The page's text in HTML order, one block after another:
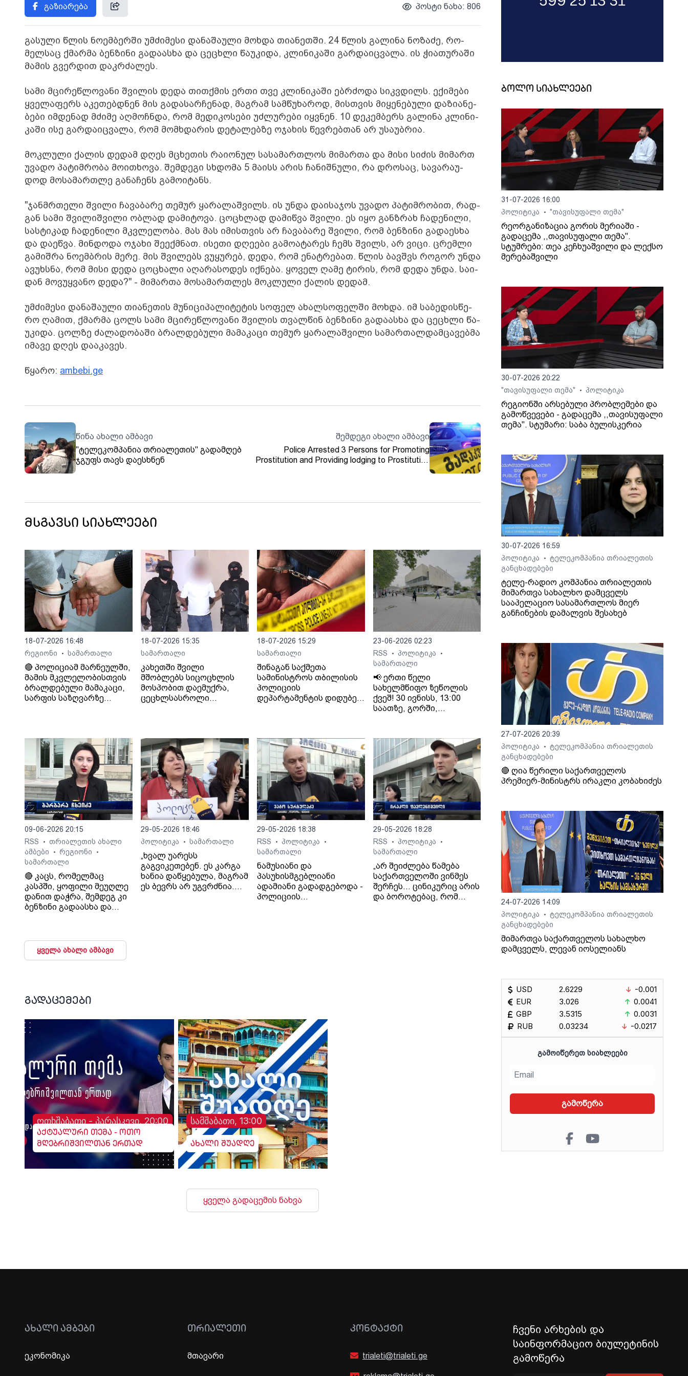
გაზიარება პოსტი ნახა: 806
გა­სუ­ლი წლის ნო­ემ­ბერ­ში უმ­ძი­მე­სი და­ნა­შა­უ­ლი მოხ­და თი­ა­ნეთ­ში. 24 წლის გა­ლი­ნა ნო­ზა­ძე, რო­
მელ­საც ქმარ­მა ბენ­ზი­ნი გა­და­ას­ხა და ცე­ცხლი წა­უ­კი­და, კლი­ნი­კა­ში გარ­და­იც­ვა­ლა. ის ჭი­ა­თუ­რა­ში
მა­მის გვერ­დით დაკ­რძა­ლეს.
სამი მცი­რე­წლო­ვა­ნი შვი­ლის დედა თით­ქმის ერთი თვე კლი­ნი­კა­ში ებ­რძო­და სიკ­ვდილს. ექი­მე­ბი
ყვე­ლა­ფერს აკე­თებ­დნენ მის გა­და­სარ­ჩე­ნად, მაგ­რამ სამ­წუ­ხა­როდ, მის­თვის მი­ყე­ნე­ბუ­ლი და­ზი­ა­ნე­
ბე­ბი იმ­დე­ნად მძი­მე აღ­მოჩ­ნდა, რომ მე­დი­კო­სე­ბი უძ­ლუ­რე­ბი იყ­ვნენ. 10 დე­კემ­ბერს გა­ლი­ნა კლი­ნი­
კა­ში ისე გარ­და­იც­ვა­ლა, რომ მომ­ხდა­რის დე­ტა­ლებ­ზე ოჯა­ხის წევ­რებ­თან არ უსა­უბ­რია.
მოკ­ლუ­ლი ქა­ლის დე­დამ დღეს მცხე­თის რა­ი­ო­ნულ სა­სა­მარ­თლოს მი­მარ­თა და მისი სი­ძის მი­მართ
უვა­დო პა­ტიმ­რო­ბა მო­ი­თხო­ვა. შემ­დე­გი სხდო­მა 5 მა­ისს არის ჩა­ნიშ­ნუ­ლი, რა დრო­საც, სა­ვა­რა­უ­
დოდ მო­სა­მარ­თლე გა­ნა­ჩენს გა­მო­ი­ტანს.
"ჯან­მრთე­ლი შვი­ლი ჩა­ვა­ბა­რე თე­მურ ყა­რა­ლაშ­ვილს. ის უნდა და­ი­სა­ჯოს უვა­დო პა­ტიმ­რო­ბით, რად­
გან სამი შვი­ლიშ­ვი­ლი ობ­ლად და­მი­ტო­ვა. ცო­ცხლად და­მიწ­ვა შვი­ლი. ეს იყო გან­ზრახ ჩა­დე­ნი­ლი,
სას­ტი­კად ჩა­დე­ნი­ლი მკვლე­ლო­ბა. მას მას იმის­თვის არ ჩა­ვა­ბა­რე შვი­ლი, რომ ბენ­ზი­ნი გა­და­ეს­ხა
და და­ეწ­ვა. მინ­დო­და ოჯა­ხი შე­ექ­მნათ. ისე­თი დღე­ე­ბი გა­მო­ა­ტა­რეს ჩემს შვილს, არ ვიცი. ცრემ­ლი
გა­მიშ­რა ნო­ემ­ბრის მერე. მის შვი­ლებს ვუ­ყუ­რებ, დედა, რომ ენატ­რე­ბათ. წლის ბავ­შვს რო­გორ უნდა
ავუხ­სნა, რომ მისი დედა ცო­ცხა­ლი აღა­რა­სო­დეს იქ­ნე­ბა. ყო­ველ ღამე ტი­რის, რომ დედა უნდა. სა­ი­
დან მო­ვუყ­ვა­ნო დედა?" - მი­მარ­თა მო­სა­მარ­თლეს მოკ­ლუ­ლი ქა­ლის დე­დამ.
უმ­ძი­მე­სი და­ნა­შა­უ­ლი თი­ა­ნე­თის მუ­ნი­ცი­პა­ლი­ტე­ტის სო­ფელ ახალ­სო­ფელ­ში მოხ­და. იმ სა­ბე­დის­წე­
რო ღა­მით, ქმარ­მა ცოლს სამი მცი­რე­წლო­ვა­ნი შვი­ლის თვალ­წინ ბენ­ზი­ნი გა­და­ას­ხა და ცე­ცხლი წა­
უ­კი­და. ცოლ­ზე ძა­ლა­დო­ბა­ში ბრალ­დე­ბუ­ლი მა­მა­კა­ცი თე­მურ ყა­რა­ლაშ­ვი­ლი სა­მარ­თალ­დამ­ცა­ვებ­მა
იმა­ვე დღეს და­ა­კა­ვეს.
წყარო: ambebi.ge
წინა ახალი ამბავი
"ტელეკომპანია თრიალეთის" გადამღებ
ჯგუფს თავს დაესხნენ
შემდეგი ახალი ამბავი
Police Arrested 3 Persons for Promoting
Prostitution and Providing lodging to Prostitution
in Adjara
მსგავსი სიახლეები
18-07-2026 16:48
რეგიონი
• სამართალი
🔴 პოლიციამ მარნეულში,
მამის მკვლელობისთვის
ბრალდებული მამაკაცი,
სარფის საზღვარზე
18-07-2026 15:35
სამართალი
კახეთში შვილი
მშობლებს სიცოცხლის
მოსპობით დაემუქრა,
ცეცხლსასროლი
მიიმალა - პოლიციამ ის
დააკავა.
18-07-2026 15:29
სამართალი
შინაგან საქმეთა
სამინისტროს თბილისის
პოლიციის
დეპარტამენტის დიდუბე-
ძარცვისა და მუქარის
ბრალდებით ერთი პირი
ცხელ კვალზე დააკავეს.
23-06-2026 02:23
RSS
• პოლიტიკა •
სამართალი
📢 ერთი წელი
სახელმწიფო ზეწოლის
ქვეშ! 30 ივნისს, 13:00
საათზე, გორში,
გაიმართება
"თრიალეთის"
მხარდამჭერთა აქცია.
მოდი და გამოხატე შენი
მხარდაჭერა!
09-06-2026 20:15
RSS
• თრიალეთის ახალი
ამბები
• რეგიონი •
სამართალი
🔴 კაცს, რომელმაც
კასპში, ყოფილი მეუღლე
დანით დაჭრა, შემდეგ კი
ბენზინი გადაასხა და
29-05-2026 18:46
პოლიტიკა
• სამართალი
„ხვალ უარესს
გაგვიკეთებენ. ეს კარგა
ხანია დაწყებულა, მაგრამ
ეს ბევრს არ უგვრძნია.
29-05-2026 18:38
RSS
• პოლიტიკა •
სამართალი
ნამუსიანი და
პასუხისმგებლიანი
ადამიანი გადადგებოდა -
პოლიციის
29-05-2026 18:28
RSS
• პოლიტიკა •
სამართალი
„არ შეიძლება წამება
საქართველოში ვინმეს
შერჩეს… ცინიკურიც არის
და ბოროტებაც, რომ
ყველა ახალი ამბავი
გადაცემები
ოთხშაბათი - პარასკევი, 20:00
აქტუალური თემა - ოთო
მღებრიშვილთან ერთად
სამშაბათი, 13:00
ახალი შუადღე
ყველა გადაცემის ნახვა
ბოლო სიახლეები
31-07-2026 16:00
პოლიტიკა
• "თავისუფალი თემა"
რეორგანიზაცია გორის მერიაში -
გადაცემა ,,თავისუფალი თემა".
სტუმრები: თეა კეჩხუაშვილი და ლექსო
მერებაშვილი
30-07-2026 20:22
"თავისუფალი თემა"
• პოლიტიკა
რეგიონში არსებული პრობლემები და
გამოწვევები - გადაცემა ,,თავისუფალი
თემა". სტუმარი: საბა ბულისკერია
30-07-2026 16:59
პოლიტიკა
•
ტელეკომპანია თრიალეთის
განცხადებები
ტელე-რადიო კომპანია თრიალეთის
მიმართვა სახალხო დამცველს
სააპელაციო სასამართლოს მიერ
განჩინების დამალვის შესახებ
27-07-2026 20:39
პოლიტიკა
•
ტელეკომპანია თრიალეთის
განცხადებები
🔴 ღია წერილი საქართველოს
პრემიერ-მინისტრს ირაკლი კობახიძეს
24-07-2026 14:09
პოლიტიკა
•
ტელეკომპანია თრიალეთის
განცხადებები
მიმართვა საქართველოს სახალხო
დამცველს, ლევან იოსელიანს
USD
EUR
GBP
RUB
2.6229
3.026
3.5315
0.03234
-0.001
0.0041
0.0031
-0.0217
ᲒᲐᲛᲝᲘᲬᲔᲠᲔᲗ ᲡᲘᲐᲮᲚᲔᲔᲑᲘ
გამოწერა
ᲐᲮᲐᲚᲘ ᲐᲛᲑᲔᲑᲘ
ეკონომიკა
ᲗᲠᲘᲐᲚᲔᲗᲘ
მთავარი
ᲙᲝᲜᲢᲐᲥᲢᲘ
trialeti@trialeti.ge
ჩვენი არხების და
საინფორმაციო ბიულეტინის
გამოწერა